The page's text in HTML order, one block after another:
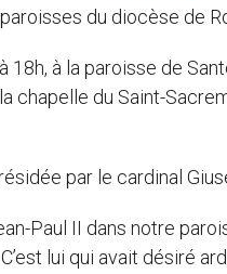
du diocèse de
18h, à la paroisse de
chapelle du Saint-
par le cardinal
Paul II dans notre
C’est lui qui avait désiré